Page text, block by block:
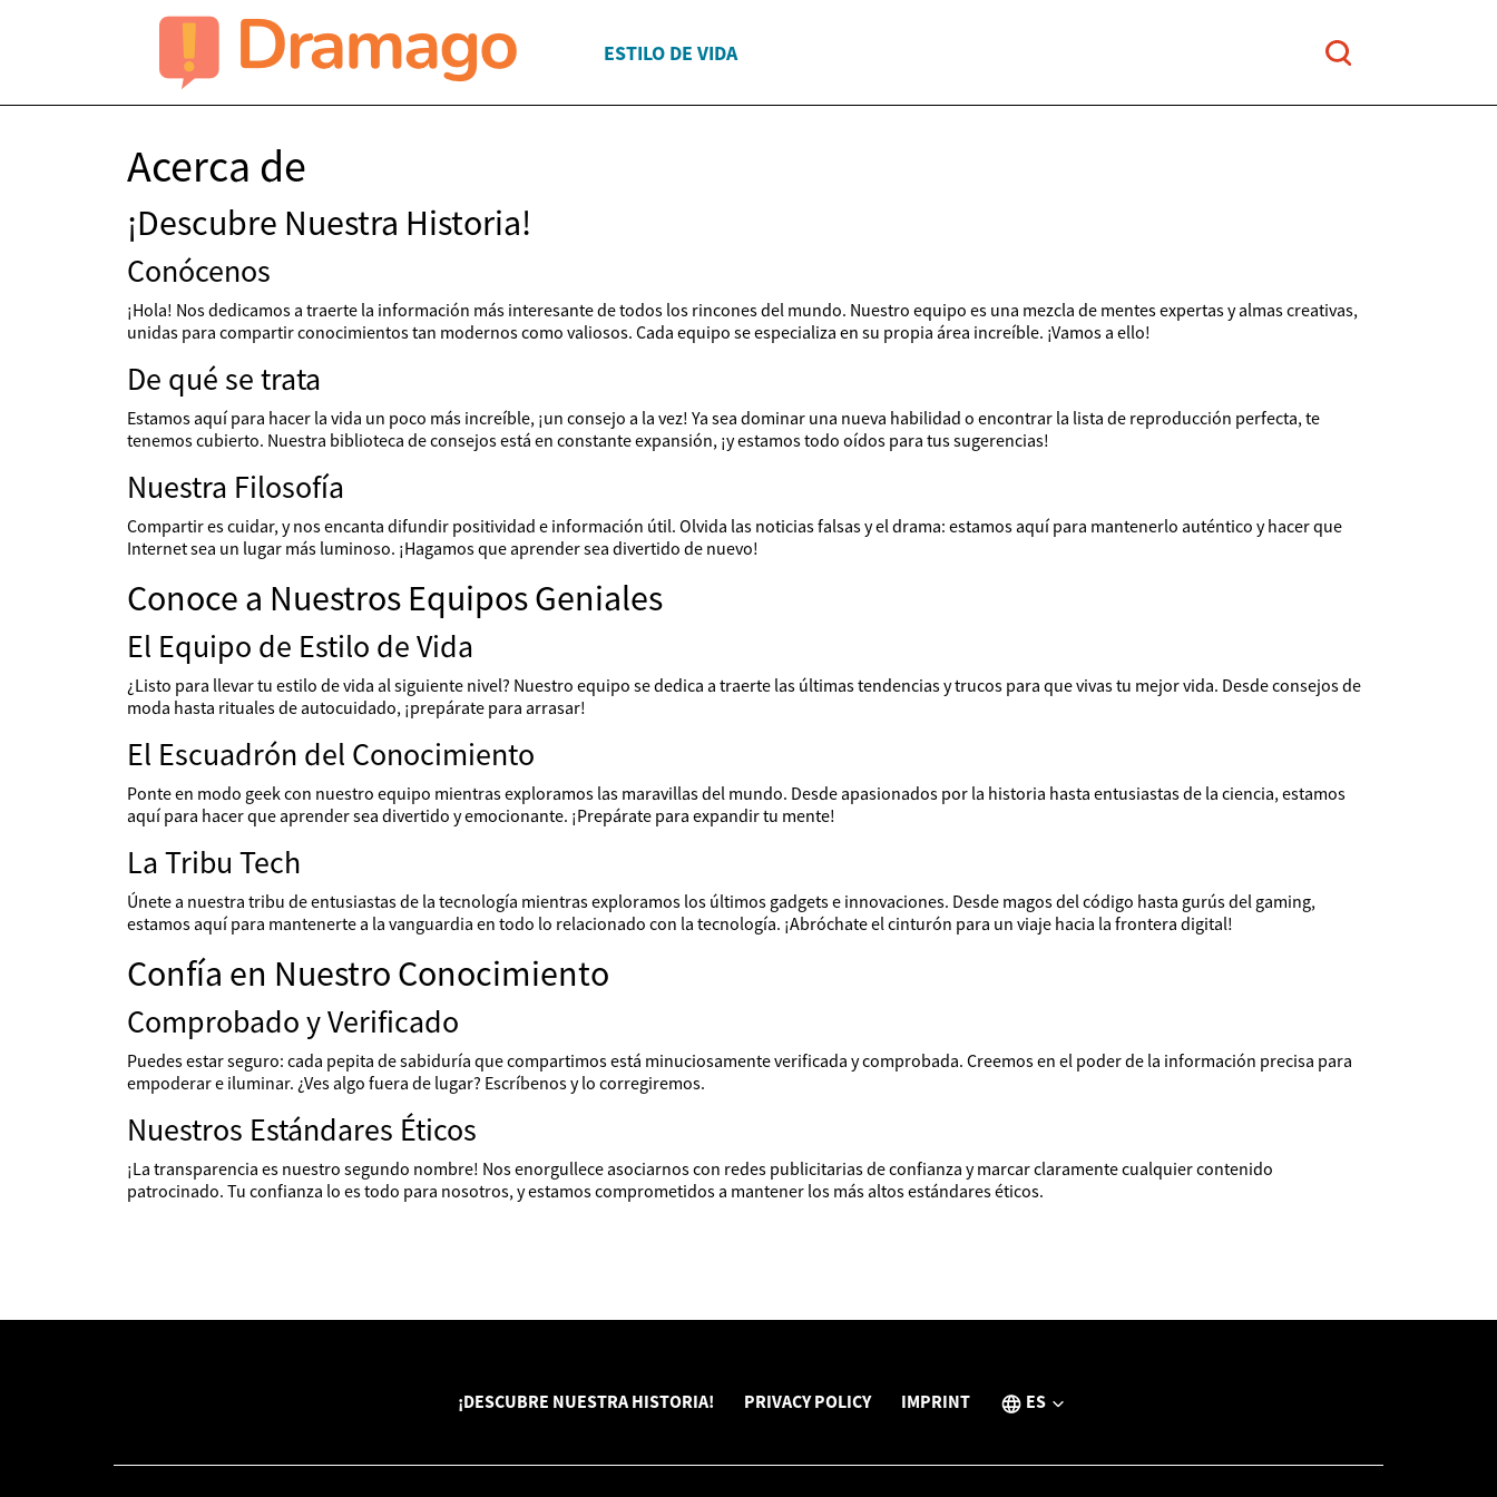
ESTILO DE VIDA
Acerca de
¡Descubre Nuestra Historia!
Conócenos
¡Hola! Nos dedicamos a traerte la información más interesante de todos los rincones del mundo. Nuestro equipo es una mezcla de mentes expertas y almas creativas,
unidas para compartir conocimientos tan modernos como valiosos. Cada equipo se especializa en su propia área increíble. ¡Vamos a ello!
De qué se trata
Estamos aquí para hacer la vida un poco más increíble, ¡un consejo a la vez! Ya sea dominar una nueva habilidad o encontrar la lista de reproducción perfecta, te
tenemos cubierto. Nuestra biblioteca de consejos está en constante expansión, ¡y estamos todo oídos para tus sugerencias!
Nuestra Filosofía
Compartir es cuidar, y nos encanta difundir positividad e información útil. Olvida las noticias falsas y el drama: estamos aquí para mantenerlo auténtico y hacer que
Internet sea un lugar más luminoso. ¡Hagamos que aprender sea divertido de nuevo!
Conoce a Nuestros Equipos Geniales
El Equipo de Estilo de Vida
¿Listo para llevar tu estilo de vida al siguiente nivel? Nuestro equipo se dedica a traerte las últimas tendencias y trucos para que vivas tu mejor vida. Desde consejos de
moda hasta rituales de autocuidado, ¡prepárate para arrasar!
El Escuadrón del Conocimiento
Ponte en modo geek con nuestro equipo mientras exploramos las maravillas del mundo. Desde apasionados por la historia hasta entusiastas de la ciencia, estamos
aquí para hacer que aprender sea divertido y emocionante. ¡Prepárate para expandir tu mente!
La Tribu Tech
Únete a nuestra tribu de entusiastas de la tecnología mientras exploramos los últimos gadgets e innovaciones. Desde magos del código hasta gurús del gaming,
estamos aquí para mantenerte a la vanguardia en todo lo relacionado con la tecnología. ¡Abróchate el cinturón para un viaje hacia la frontera digital!
Confía en Nuestro Conocimiento
Comprobado y Verificado
Puedes estar seguro: cada pepita de sabiduría que compartimos está minuciosamente verificada y comprobada. Creemos en el poder de la información precisa para
empoderar e iluminar. ¿Ves algo fuera de lugar? Escríbenos y lo corregiremos.
Nuestros Estándares Éticos
¡La transparencia es nuestro segundo nombre! Nos enorgullece asociarnos con redes publicitarias de confianza y marcar claramente cualquier contenido
patrocinado. Tu confianza lo es todo para nosotros, y estamos comprometidos a mantener los más altos estándares éticos.
¡DESCUBRE NUESTRA HISTORIA! PRIVACY POLICY IMPRINT ES